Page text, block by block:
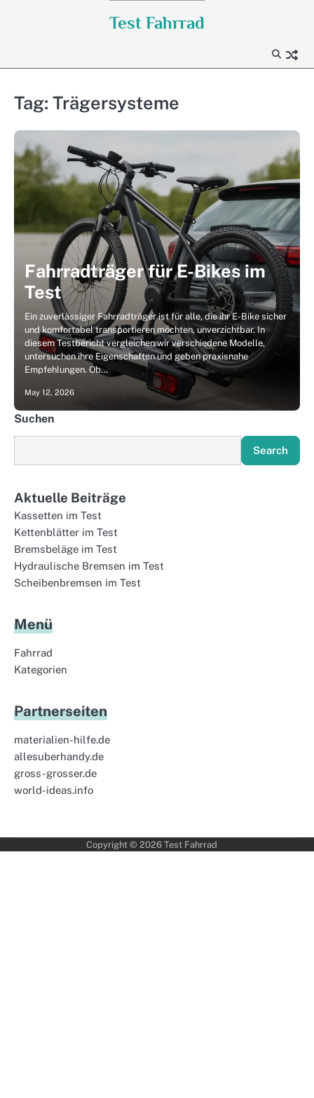
Test Fahrrad
Tag: Trägersysteme
Fahrradträger für E-Bikes im
Test
Ein zuverlässiger Fahrradträger ist für alle, die ihr E-Bike sicher
und komfortabel transportieren möchten, unverzichtbar. In
diesem Testbericht vergleichen wir verschiedene Modelle,
untersuchen ihre Eigenschaften und geben praxisnahe
Empfehlungen. Ob…
May 12, 2026
Suchen
Search
Aktuelle Beiträge
Kassetten im Test
Kettenblätter im Test
Bremsbeläge im Test
Hydraulische Bremsen im Test
Scheibenbremsen im Test
Menü
Fahrrad
Kategorien
Partnerseiten
materialien-hilfe.de
allesuberhandy.de
gross-grosser.de
world-ideas.info
Copyright © 2026 Test Fahrrad